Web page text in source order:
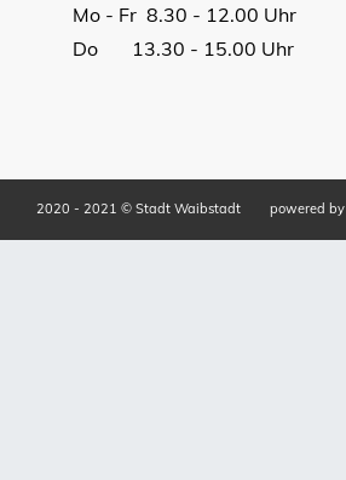
Mo - Fr 8.30 - 12.00 Uhr
Do 13.30 - 15.00 Uhr
2020 - 2021 © Stadt Waibstadt powered by